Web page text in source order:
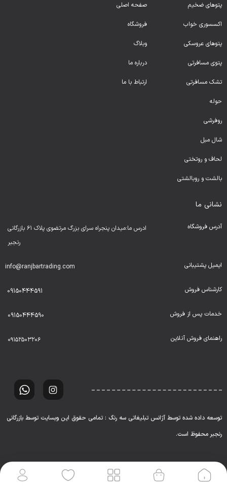
پتوهای ضخیم
اکسسوری خواب
پتوهای عروسکی
پتوی مسافرتی
تشک مسافرتی
حوله
روفرشی
شال مبل
لحاف و روتختی
بالشت و روبالشتی
صفحه اصلی
فروشگاه
وبلاگ
درباره ما
ارتباط با ما
نشانی ما
آدرس فروشگاه
ادرس ما:میدان پنجراه سرای بزرگ مرتضوی پلاک ۶۱ بازرگانی
رنجبر
ایمیل پشتیبانی info@ranjbartrading.com
کارشناس فروش 09150444591
خدمات پس از فروش 09150444590
راهنمای فروش آنلاین ۰۹۱۵۲۵۰۳۲۰۶
توسعه داده شده توسط آژانس تبلیغاتی سه رنگ : تمامی حقوق این وبسایت توسط بازرگانی
رنجبر محفوظ است.